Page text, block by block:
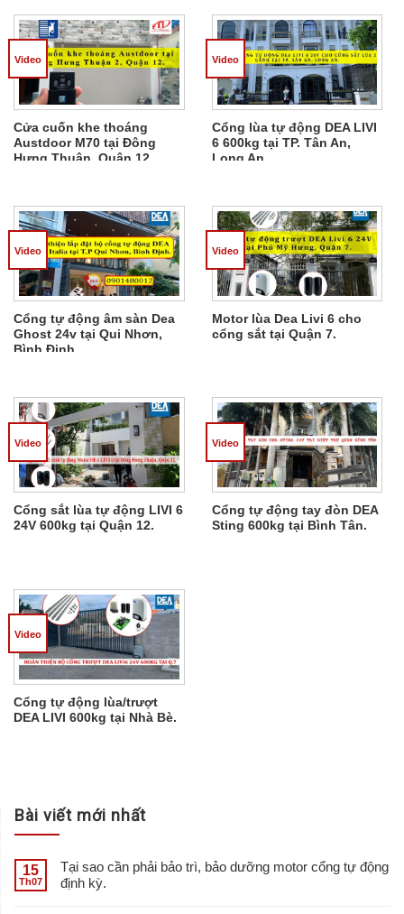
Cửa cuốn khe thoáng
Austdoor M70 tại Đông
Hưng Thuận, Quận 12
Video
Cổng lùa tự động DEA LIVI
6 600kg tại TP. Tân An,
Long An.
Video
Cổng tự động âm sàn Dea
Ghost 24v tại Qui Nhơn,
Bình Định.
Video
Motor lùa Dea Livi 6 cho
cổng sắt tại Quận 7.
Video
Cổng sắt lùa tự động LIVI 6
24V 600kg tại Quận 12.
Video
Cổng tự động tay đòn DEA
Sting 600kg tại Bình Tân.
Video
Cổng tự động lùa/trượt
DEA LIVI 600kg tại Nhà Bè.
Video
Bài viết mới nhất
15
Th07
Tại sao cần phải bảo trì, bảo dưỡng motor cổng tự động
định kỳ.